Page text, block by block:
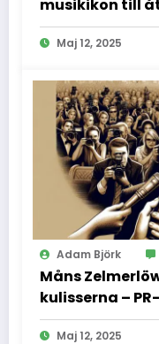
musikikon till
dramatisk
Maj 12, 2025
Adam Björk
Måns
kulisserna –
och vad vi inte
Maj 12, 2025